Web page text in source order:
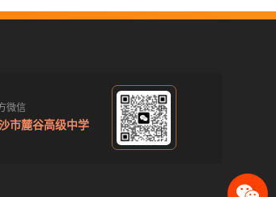
微信
市麓谷高级中学